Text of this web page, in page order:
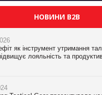
НОВИНИ B2B
як інструмент утримання
лояльність та